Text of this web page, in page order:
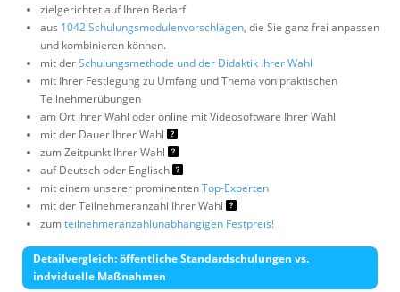
zielgerichtet auf Ihren Bedarf
aus 1042 Schulungsmodulenvorschlägen, die Sie ganz frei anpassen
und kombinieren können.
mit derSchulungsmethode und der Didaktik Ihrer Wahl
mit Ihrer Festlegung zu Umfang und Thema von praktischen
Teilnehmerübungen
am Ort Ihrer Wahl oder online mit Videosoftware Ihrer Wahl
mit der Dauer Ihrer Wahl
zum Zeitpunkt Ihrer Wahl
auf Deutsch oder Englisch
mit einem unserer prominentenTop-Experten
mit der Teilnehmeranzahl Ihrer Wahl
zumteilnehmeranzahlunabhängigen Festpreis!
Detailvergleich: öffentliche Standardschulungen vs.
indviduelle Maßnahmen